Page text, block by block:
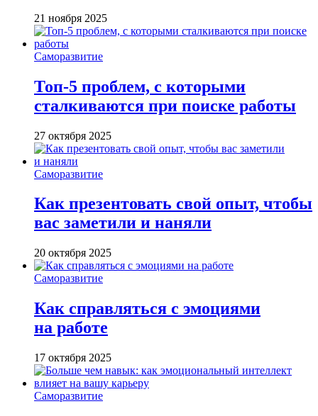
21 ноября 2025
Саморазвитие
Топ-5 проблем, с которыми
сталкиваются при поиске работы
27 октября 2025
Саморазвитие
Как презентовать свой опыт, чтобы
вас заметили и наняли
20 октября 2025
Саморазвитие
Как справляться с эмоциями
на работе
17 октября 2025
Саморазвитие